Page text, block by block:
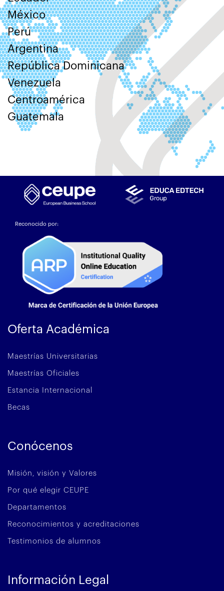
México
Perú
Argentina
República Dominicana
Venezuela
Centroamérica
Guatemala
Reconocido por:
Oferta Académica
Maestrías Universitarias
Maestrías Oficiales
Estancia Internacional
Becas
Conócenos
Misión, visión y Valores
Por qué elegir CEUPE
Departamentos
Reconocimientos y acreditaciones
Testimonios de alumnos
Información Legal